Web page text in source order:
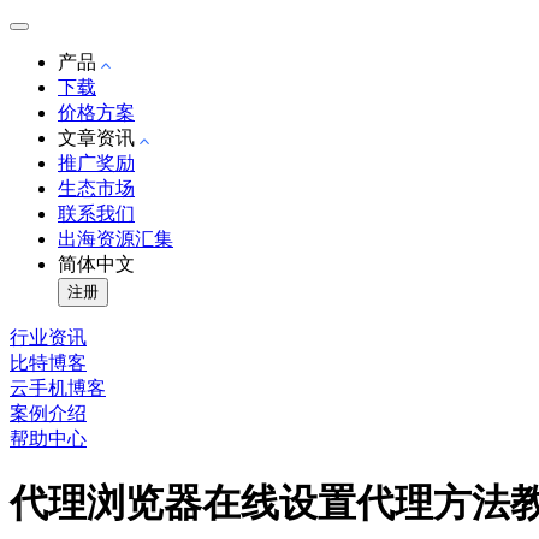
产品
下载
价格方案
文章资讯
推广奖励
生态市场
联系我们
出海资源汇集
简体中文
注册
行业资讯
比特博客
云手机博客
案例介绍
帮助中心
代理浏览器在线设置代理方法